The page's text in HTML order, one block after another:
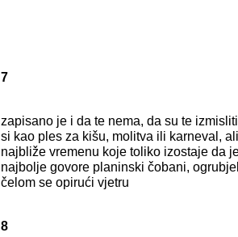
7
zapisano je i da te nema, da su te
si kao ples za kišu, molitva ili karneval,
najbliže vremenu koje toliko izostaje da
najbolje govore planinski čobani,
čelom se opirući vjetru
8